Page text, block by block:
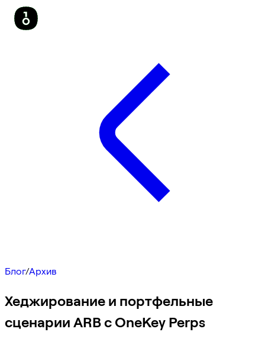
Блог/Архив
Хеджирование и портфельные
сценарии ARB с OneKey Perps